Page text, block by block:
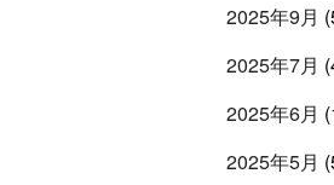
2025年9月
2025年7月
2025年6月
2025年5月